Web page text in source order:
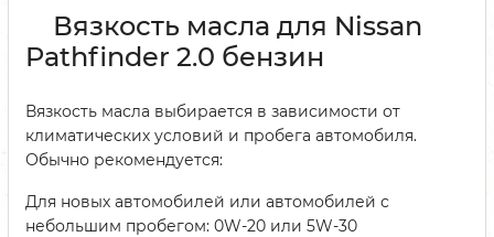
Вязкость масла для Nissan
Pathfinder 2.0 бензин
Вязкость масла выбирается в зависимости от
климатических условий и пробега автомобиля.
Обычно рекомендуется:
Для новых автомобилей или автомобилей с
небольшим пробегом: 0W-20 или 5W-30